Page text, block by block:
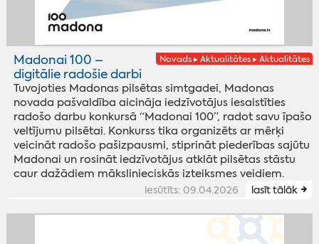
Novads ▸ Aktualitātes ▸ Aktualitātes
Madonai 100 –
digitālie radošie darbi
Tuvojoties Madonas pilsētas simtgadei, Madonas
novada pašvaldība aicināja iedzīvotājus iesaistīties
radošo darbu konkursā “Madonai 100”, radot savu īpašo
veltījumu pilsētai. Konkurss tika organizēts ar mērķi
veicināt radošo pašizpausmi, stiprināt piederības sajūtu
Madonai un rosināt iedzīvotājus atklāt pilsētas stāstu
caur dažādiem mākslinieciskās izteiksmes veidiem.
iesūtīts: 09.04.2026 lasīt tālāk